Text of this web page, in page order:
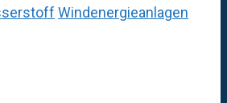
Windenergieanlagen